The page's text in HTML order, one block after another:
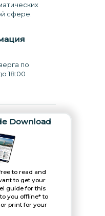
сфере.
по
18:00
Download
to read and
to get your
guide for this
you offline* to
print for your